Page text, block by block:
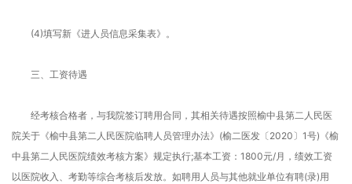
(4)填写新《进人员信息采集表》。
三、工资待遇
经考核合格者，与我院签订聘用合同，其相关待遇按照榆中县第二人民医
院关于《榆中县第二人民医院临聘人员管理办法》(榆二医发〔2020〕1号)《榆
中县第二人民医院绩效考核方案》规定执行;基本工资：1800元/月，绩效工资
以医院收入、考勤等综合考核后发放。如聘用人员与其他就业单位有聘(录)用